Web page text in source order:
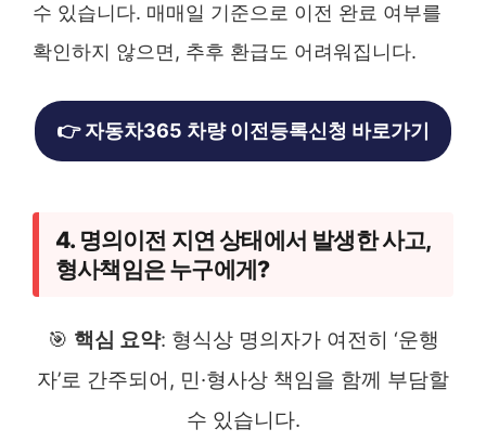
수 있습니다. 매매일 기준으로 이전 완료 여부를
확인하지 않으면, 추후 환급도 어려워집니다.
👉 자동차365 차량 이전등록신청 바로가기
4. 명의이전 지연 상태에서 발생한 사고,
형사책임은 누구에게?
🎯 핵심 요약: 형식상 명의자가 여전히 ‘운행
자’로 간주되어, 민·형사상 책임을 함께 부담할
수 있습니다.